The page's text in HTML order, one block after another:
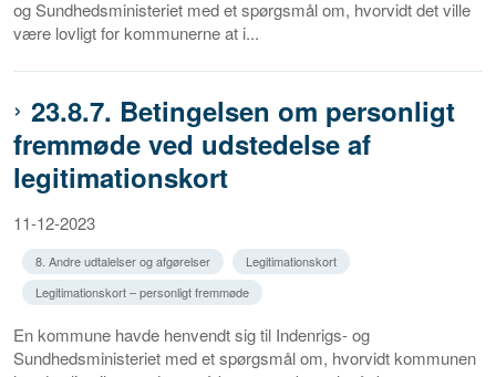
og Sundhedsministeriet med et spørgsmål om, hvorvidt det ville
være lovligt for kommunerne at i...
23.8.7. Betingelsen om personligt
fremmøde ved udstedelse af
legitimationskort
11-12-2023
8. Andre udtalelser og afgørelser
Legitimationskort
Legitimationskort – personligt fremmøde
En kommune havde henvendt sig til Indenrigs- og
Sundhedsministeriet med et spørgsmål om, hvorvidt kommunen